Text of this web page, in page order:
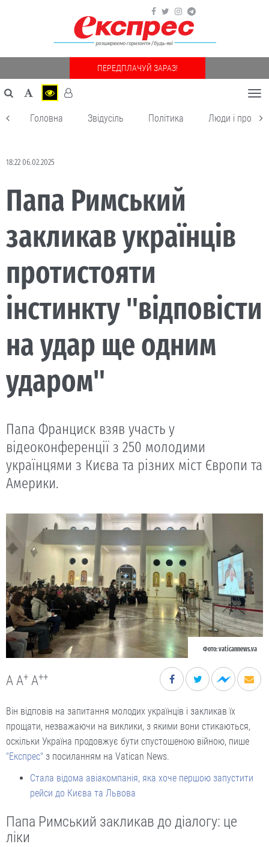
ПЕРЕДПЛАЧУЙ ЗАРАЗ!
Головна Звідусіль Політика Люди і
18:22 06.02.2025
Папа Римський
закликав українців
протистояти
інстинкту "відповісти
на удар ще одним
ударом"
Папа Франциск взяв участь у
відеоконференції з 250 молодими
українцями з Києва та різних міст Європи та
Америки.
Фото: vaticannews.va
A A+ A++
Він відповів на запитання молодих українців і закликав їх
прощати, незважаючи на виклики, з якими вони стикаються,
оскільки Україна продовжує бути спустошеною війною, пише
"Експрес" з посиланням на Vatican News.
Стала відома авіакомпанія, яка хоче першою запустити
рейси до Києва та Львова
Папа Римський закликав до діалогу: це
ліки